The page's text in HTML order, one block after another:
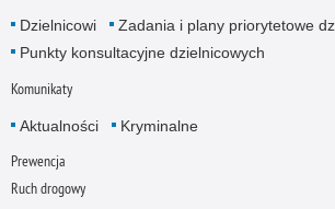
Dzielnicowi
Zadania i plany priorytetowe
Punkty konsultacyjne dzielnicowych
Komunikaty
Aktualności Kryminalne
Prewencja
Ruch drogowy